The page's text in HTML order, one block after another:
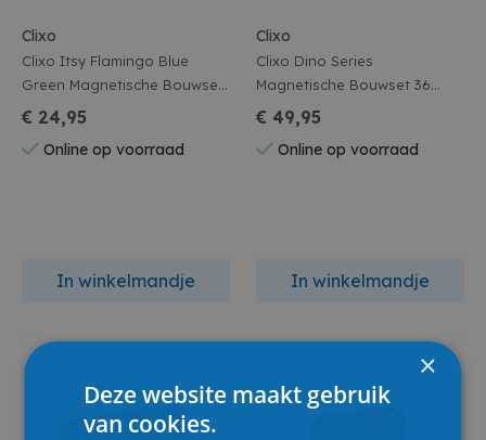
Clixo
Clixo Itsy Flamingo Blue
Green Magnetische Bouwset
18 Stuks
€ 24,95
Online op voorraad
In winkelmandje
Clixo
Clixo Dino Series
Magnetische Bouwset 36
Stuks
€ 49,95
Online op voorraad
In winkelmandje
×
Deze website maakt gebruik
van cookies.